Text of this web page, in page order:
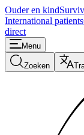
Ouder en kind
International patients
direct
Menu
Zoeken